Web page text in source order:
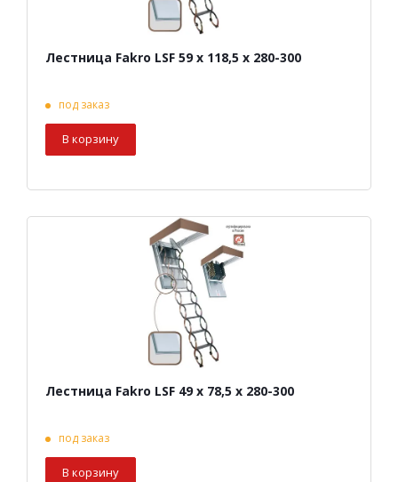
Лестница Fakro LSF 59 х 118,5 х 280-300
под заказ
В корзину
Лестница Fakro LSF 49 х 78,5 х 280-300
под заказ
В корзину